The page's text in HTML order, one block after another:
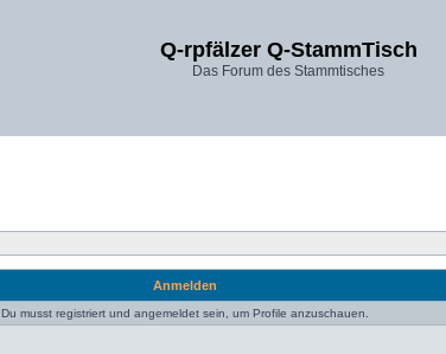
Q-rpfälzer Q-StammTisch
Das Forum des Stammtisches
Anmelden
Du musst registriert und angemeldet sein, um Profile anzuschauen.